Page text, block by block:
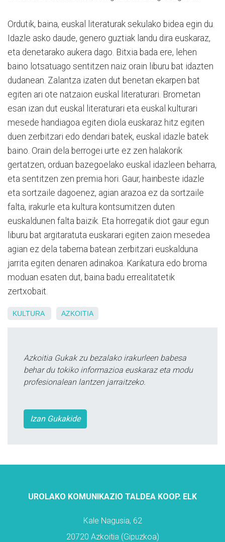
Ordutik, baina, euskal literaturak sekulako bidea egin du.
Idazle asko daude, genero guztiak landu dira euskaraz,
eta denetarako aukera dago. Bitxia bada ere, lehen
baino lotsatuago sentitzen naiz orain liburu bat idazten
dudanean. Zalantza izaten dut benetan ekarpen bat
egiten ari ote natzaion euskal literaturari. Brometan
esan izan dut euskal literaturari eta euskal kulturari
mesede handiagoa egiten diola euskaraz hitz egiten
duen zerbitzari edo dendari batek, euskal idazle batek
baino. Orain dela berrogei urte ez zen halakorik
gertatzen, orduan bazegoelako euskal idazleen beharra,
eta sentitzen zen premia hori. Gaur, hainbeste idazle
eta sortzaile dagoenez, agian arazoa ez da sortzaile
falta, irakurle eta kultura kontsumitzen duten
euskaldunen falta baizik. Eta horregatik diot gaur egun
liburu bat argitaratuta euskarari egiten zaion mesedea
agian ez dela taberna batean zerbitzari euskalduna
jarrita egiten denaren adinakoa. Karikatura edo broma
moduan esaten dut, baina badu errealitatetik
zertxobait.
KULTURA AZKOITIA
Azkoitia Gukak zu bezalako irakurleen babesa
behar du tokiko informazioa euskaraz eta modu
profesionalean lantzen jarraitzeko.
Izan Gukakide
UROLAKO KOMUNIKAZIO TALDEA KOOP. ELK
Kale Nagusia, 62
20720 Azkoitia (Gipuzkoa)